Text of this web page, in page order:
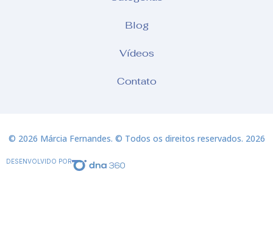
Blog
Vídeos
Contato
© 2026 Márcia Fernandes. © Todos os direitos reservados. 2026
DESENVOLVIDO POR